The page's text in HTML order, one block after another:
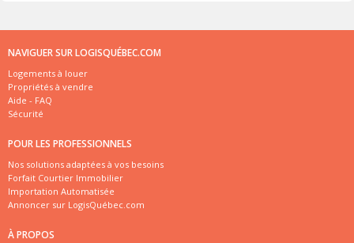
NAVIGUER SUR LOGISQUÉBEC.COM
Logements à louer
Propriétés à vendre
Aide - FAQ
Sécurité
POUR LES PROFESSIONNELS
Nos solutions adaptées à vos besoins
Forfait Courtier Immobilier
Importation Automatisée
Annoncer sur LogisQuébec.com
À PROPOS